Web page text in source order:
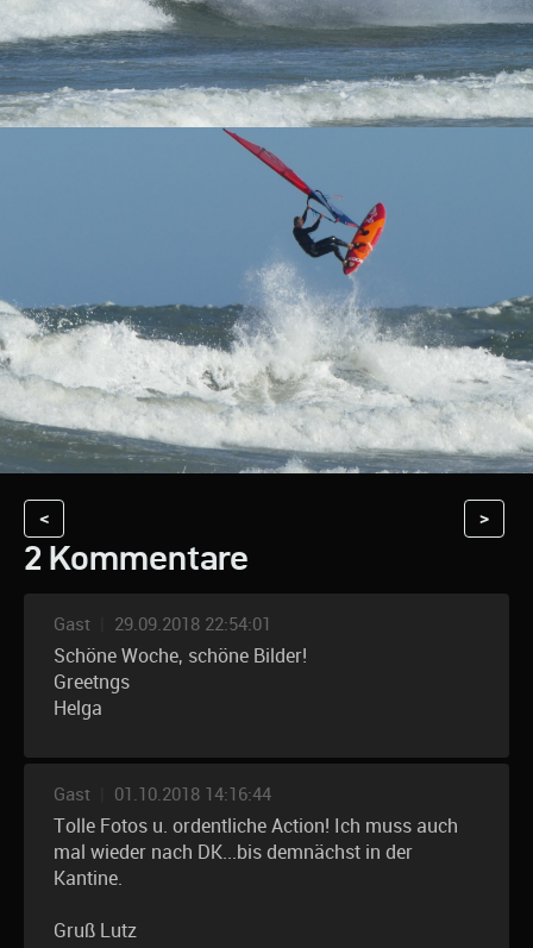
< >
2 Kommentare
Gast 29.09.2018 22:54:01
Schöne Woche, schöne Bilder!
Greetngs
Helga
Gast 01.10.2018 14:16:44
Tolle Fotos u. ordentliche Action! Ich muss auch
mal wieder nach DK...bis demnächst in der
Kantine.
Gruß Lutz